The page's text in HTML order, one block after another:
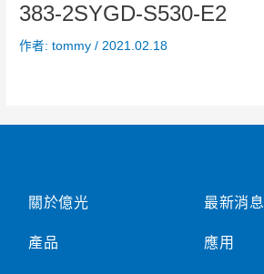
383-2SYGD-S530-E2
作者:tommy/ 2021.02.18
關於億光
產品
最新消息
應用